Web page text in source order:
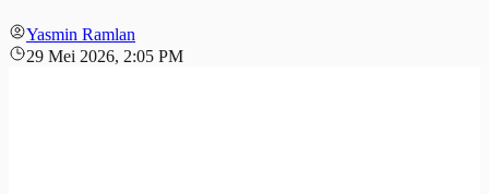
Yasmin Ramlan
29 Mei 2026, 2:05 PM